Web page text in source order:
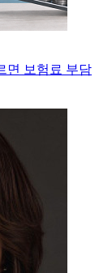
면 보험료 부담